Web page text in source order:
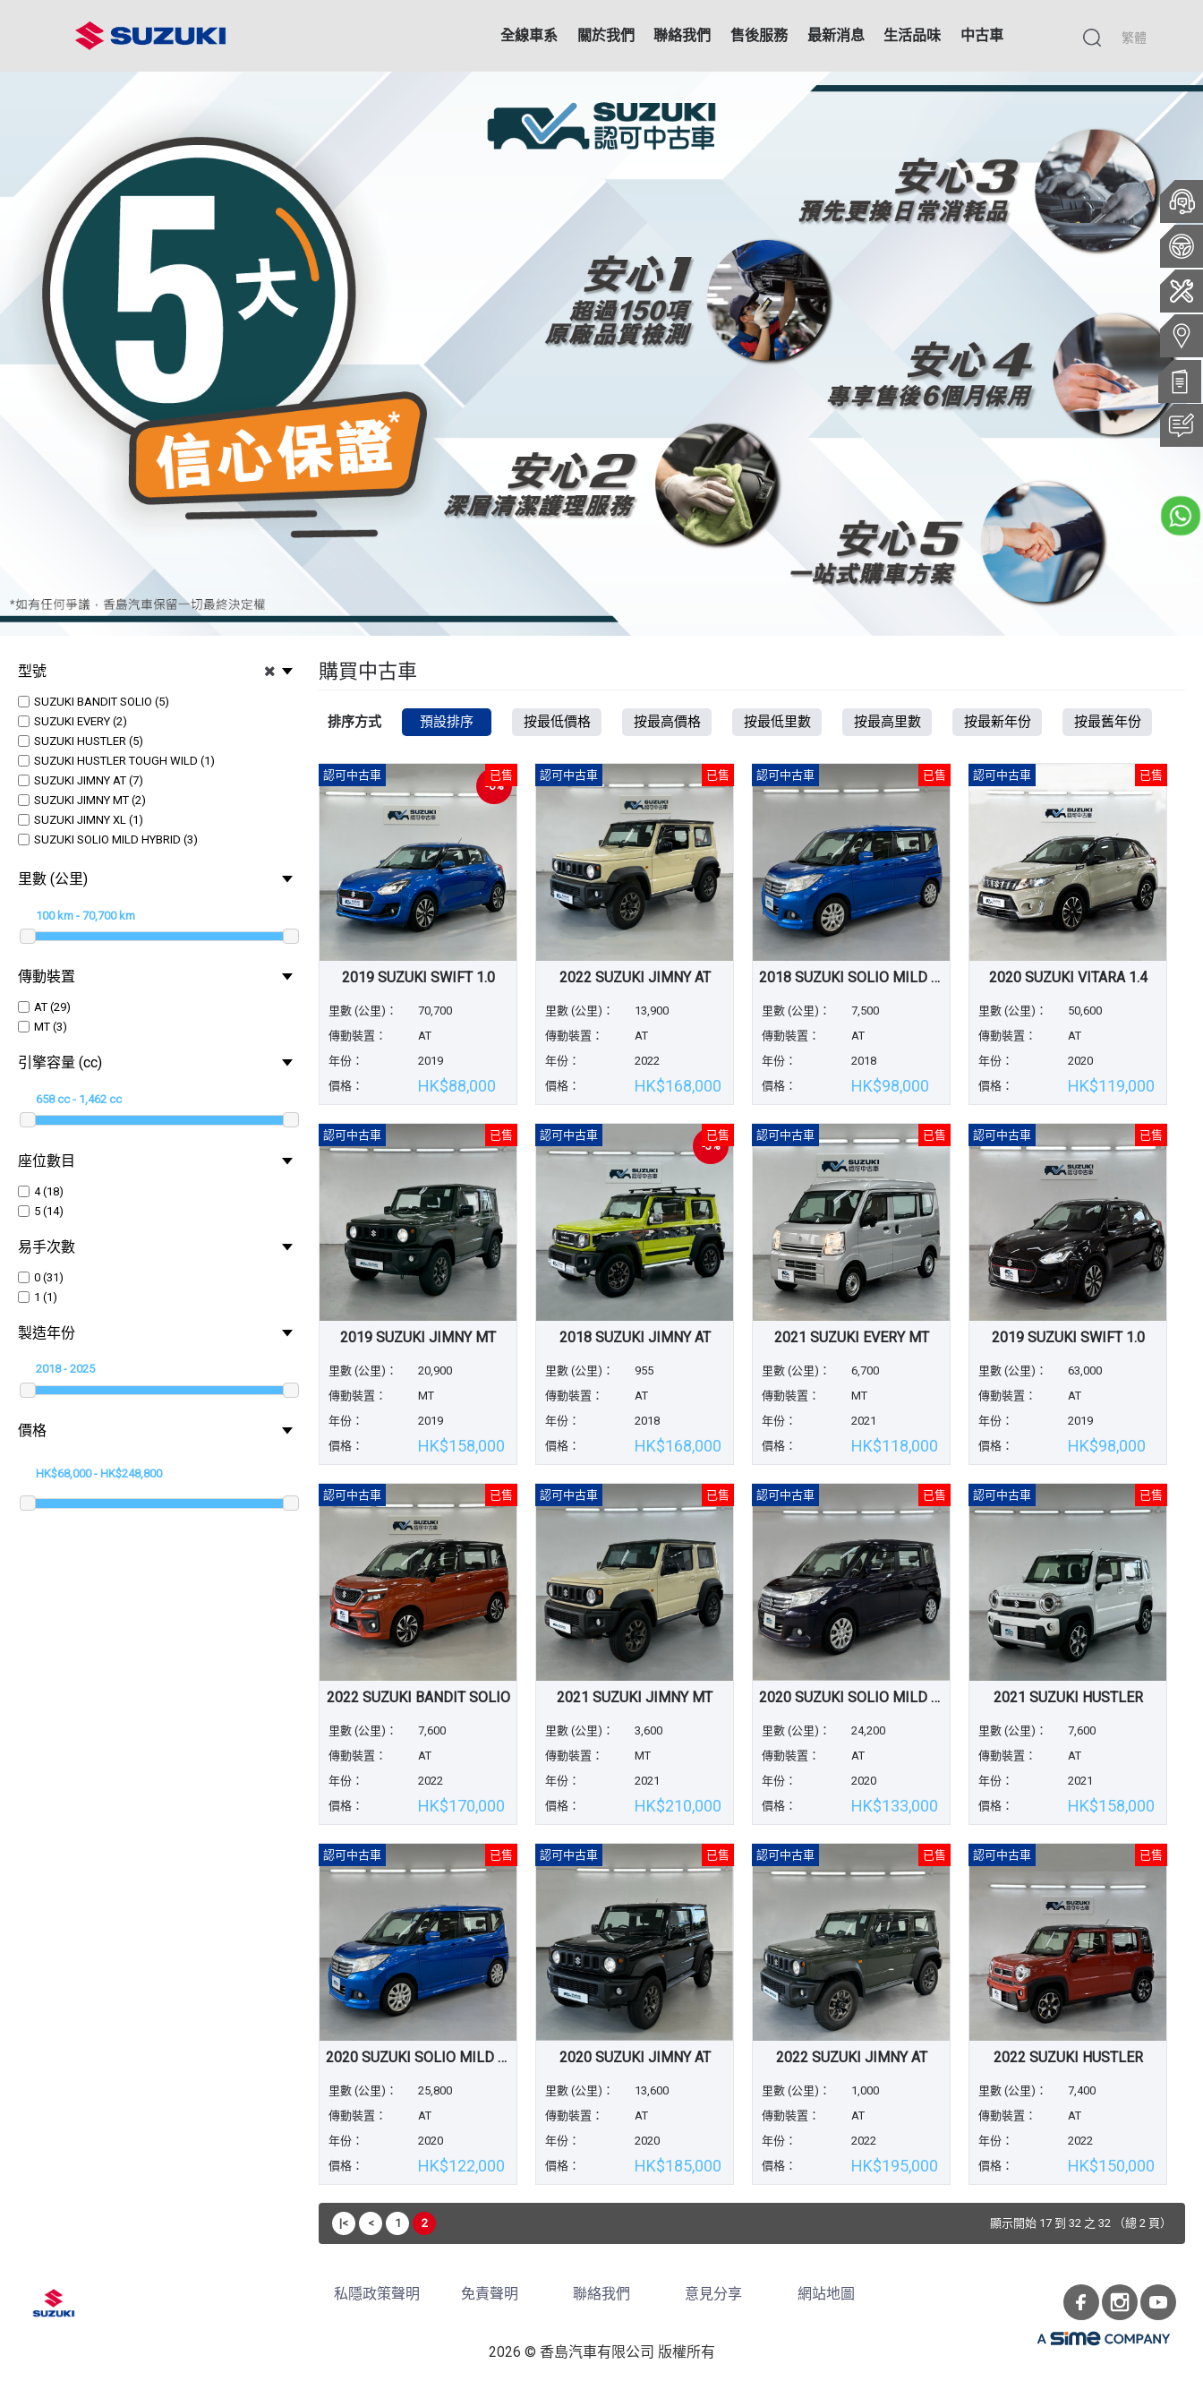
繁體
全線車系 關於我們 聯絡我們 售後服務 最新消息 生活品味 中古車
型號
SUZUKI BANDIT SOLIO (5)
SUZUKI EVERY (2)
SUZUKI HUSTLER (5)
SUZUKI HUSTLER TOUGH WILD (1)
SUZUKI JIMNY AT (7)
SUZUKI JIMNY MT (2)
SUZUKI JIMNY XL (1)
SUZUKI SOLIO MILD HYBRID (3)
SUZUKI SWIFT 1.2 (2)
里數 (公里)
傳動裝置
AT (29)
MT (3)
引擎容量 (cc)
座位數目
4 (18)
5 (14)
易手次數
0 (31)
1 (1)
製造年份
價格
購買中古車
排序方式 預設排序 按最低價格 按最高價格 按最低里數 按最高里數 按最新年份 按最舊年份
-6%
2019 SUZUKI SWIFT 1.0
認可中古車 已售
里數 (公里)：
70,700
傳動裝置：
AT
年份：
2019
價格：
HK$88,000
2022 SUZUKI JIMNY AT
認可中古車 已售
里數 (公里)：
13,900
傳動裝置：
AT
年份：
2022
價格：
HK$168,000
2018 SUZUKI SOLIO MILD HYBRID
認可中古車 已售
里數 (公里)：
7,500
傳動裝置：
AT
年份：
2018
價格：
HK$98,000
2020 SUZUKI VITARA 1.4
認可中古車 已售
里數 (公里)：
50,600
傳動裝置：
AT
年份：
2020
價格：
HK$119,000
2019 SUZUKI JIMNY MT
認可中古車 已售
里數 (公里)：
20,900
傳動裝置：
MT
年份：
2019
價格：
HK$158,000
-3%
2018 SUZUKI JIMNY AT
認可中古車 已售
里數 (公里)：
955
傳動裝置：
AT
年份：
2018
價格：
HK$168,000
2021 SUZUKI EVERY MT
認可中古車 已售
里數 (公里)：
6,700
傳動裝置：
MT
年份：
2021
價格：
HK$118,000
2019 SUZUKI SWIFT 1.0
認可中古車 已售
里數 (公里)：
63,000
傳動裝置：
AT
年份：
2019
價格：
HK$98,000
2022 SUZUKI BANDIT SOLIO
認可中古車 已售
里數 (公里)：
7,600
傳動裝置：
AT
年份：
2022
價格：
HK$170,000
2021 SUZUKI JIMNY MT
認可中古車 已售
里數 (公里)：
3,600
傳動裝置：
MT
年份：
2021
價格：
HK$210,000
2020 SUZUKI SOLIO MILD HYBRID
認可中古車 已售
里數 (公里)：
24,200
傳動裝置：
AT
年份：
2020
價格：
HK$133,000
2021 SUZUKI HUSTLER
認可中古車 已售
里數 (公里)：
7,600
傳動裝置：
AT
年份：
2021
價格：
HK$158,000
2020 SUZUKI SOLIO MILD HYBRID
認可中古車 已售
里數 (公里)：
25,800
傳動裝置：
AT
年份：
2020
價格：
HK$122,000
2020 SUZUKI JIMNY AT
認可中古車 已售
里數 (公里)：
13,600
傳動裝置：
AT
年份：
2020
價格：
HK$185,000
2022 SUZUKI JIMNY AT
認可中古車 已售
里數 (公里)：
1,000
傳動裝置：
AT
年份：
2022
價格：
HK$195,000
2022 SUZUKI HUSTLER
認可中古車 已售
里數 (公里)：
7,400
傳動裝置：
AT
年份：
2022
價格：
HK$150,000
|< < 1 2 顯示開始 17 到 32 之 32 （總 2 頁）
私隱政策聲明 免責聲明 聯絡我們 意見分享 網站地圖
2026 © 香島汽車有限公司 版權所有